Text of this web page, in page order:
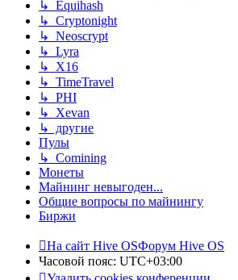
↳ Equihash
↳ Cryptonight
↳ Neoscrypt
↳ Lyra
↳ X16
↳ TimeTravel
↳ PHI
↳ Xevan
↳ другие
Пулы
↳ Comining
Монеты
Майнинг невыгоден...
Общие вопросы по майнингу
Биржи
На сайт Hive OSФорум Hive OS
Часовой пояс: UTC+03:00